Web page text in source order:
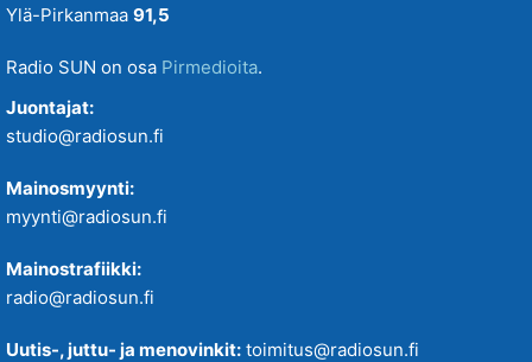
Ylä-Pirkanmaa 91,5
Radio SUN on osa Pirmedioita.
Juontajat:
studio@radiosun.fi
Mainosmyynti:
myynti@radiosun.fi
Mainostrafiikki:
radio@radiosun.fi
Uutis-, juttu- ja menovinkit: toimitus@radiosun.fi